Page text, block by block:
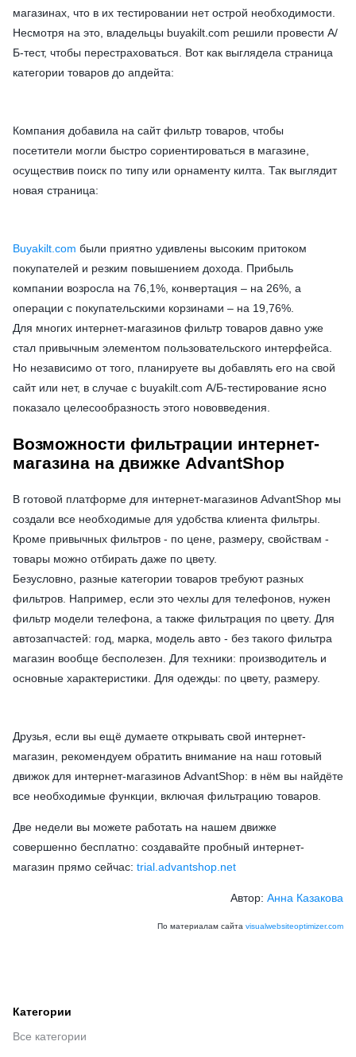
Категории
Все категории
магазинах, что в их тестировании нет острой необходимости.
Несмотря на это, владельцы buyakilt.com решили провести А/
Б-тест, чтобы перестраховаться. Вот как выглядела страница
категории товаров до апдейта:
Компания добавила на сайт фильтр товаров, чтобы
посетители могли быстро сориентироваться в магазине,
осуществив поиск по типу или орнаменту килта. Так выглядит
новая страница:
Buyakilt.com были приятно удивлены высоким притоком
покупателей и резким повышением дохода. Прибыль
компании возросла на 76,1%, конвертация – на 26%, а
операции с покупательскими корзинами – на 19,76%.
Для многих интернет-магазинов фильтр товаров давно уже
стал привычным элементом пользовательского интерфейса.
Но независимо от того, планируете вы добавлять его на свой
сайт или нет, в случае с buyakilt.com А/Б-тестирование ясно
показало целесообразность этого нововведения.
Возможности фильтрации интернет-
магазина на движке AdvantShop
В готовой платформе для интернет-магазинов AdvantShop мы
создали все необходимые для удобства клиента фильтры.
Кроме привычных фильтров - по цене, размеру, свойствам -
товары можно отбирать даже по цвету.
Безусловно, разные категории товаров требуют разных
фильтров. Например, если это чехлы для телефонов, нужен
фильтр модели телефона, а также фильтрация по цвету. Для
автозапчастей: год, марка, модель авто - без такого фильтра
магазин вообще бесполезен. Для техники: производитель и
основные характеристики. Для одежды: по цвету, размеру.
Друзья, если вы ещё думаете открывать свой интернет-
магазин, рекомендуем обратить внимание на наш готовый
движок для интернет-магазинов AdvantShop: в нём вы найдёте
все необходимые функции, включая фильтрацию товаров.
Две недели вы можете работать на нашем движке
совершенно бесплатно: создавайте пробный интернет-
магазин прямо сейчас: trial.advantshop.net
Автор: Анна Казакова
По материалам сайта visualwebsiteoptimizer.com